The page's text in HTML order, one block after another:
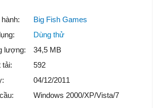
Big Fish Games
Dùng thử
lượng:
34,5 MB
tải:
592
04/12/2011
Windows 2000/XP/Vista/7